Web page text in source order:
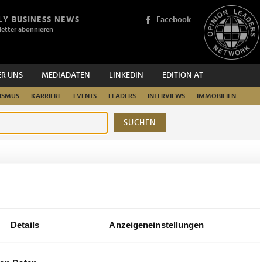
Details Anzeigeneinstellungen
BUSINESS NEWS
abonnieren
Facebook
UNS MEDIADATEN LINKEDIN EDITION AT
KARRIERE EVENTS LEADERS INTERVIEWS IMMOBILIEN
SUCHEN